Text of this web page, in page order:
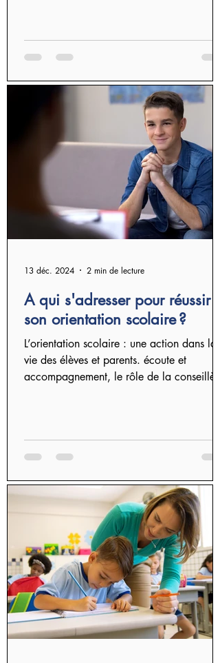
A qui s'adresser pour réussir
son orientation scolaire ?
L’orientation scolaire : une action dans la
vie des élèves et parents. écoute et
accompagnement, le rôle de la conseillère
13 déc. 2024 2 min de lecture